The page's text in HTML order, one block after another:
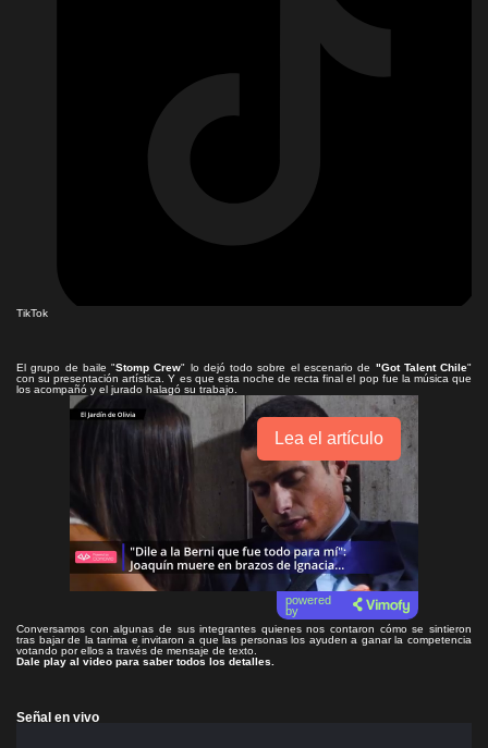
TikTok
El grupo de baile "Stomp Crew" lo dejó todo sobre el escenario de "Got Talent Chile"
con su presentación artística. Y es que esta noche de recta final el pop fue la música que
los acompañó y el jurado halagó su trabajo.
Lea el artículo
powered
by
Conversamos con algunas de sus integrantes quienes nos contaron cómo se sintieron
tras bajar de la tarima e invitaron a que las personas los ayuden a ganar la competencia
votando por ellos a través de mensaje de texto.
Dale play al video para saber todos los detalles.
Señal en vivo